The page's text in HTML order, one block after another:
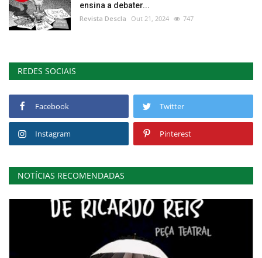
ensina a debater...
Revista Descla Out 21, 2024 747
REDES SOCIAIS
Facebook Twitter
Instagram Pinterest
NOTÍCIAS RECOMENDADAS